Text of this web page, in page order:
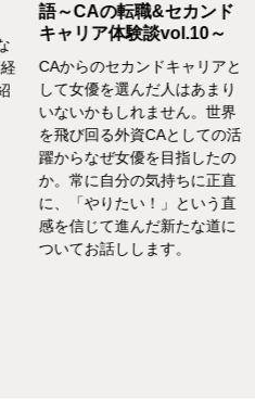
語～CAの転職&セカンド
キャリア体験談vol.10～
CAからのセカンドキャリアと
して女優を選んだ人はあまり
いないかもしれません。世界
を飛び回る外資CAとしての活
躍からなぜ女優を目指したの
か。常に自分の気持ちに正直
に、「やりたい！」という直
感を信じて進んだ新たな道に
ついてお話しします。